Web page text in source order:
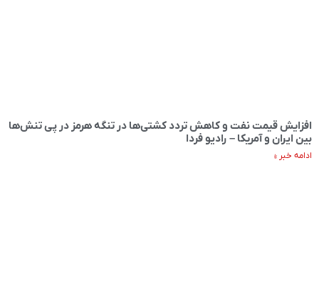
افزایش قیمت نفت و کاهش تردد کشتی‌ها در تنگه هرمز در پی تنش‌ها
بین ایران و آمریکا – رادیو فردا
ادامه خبر »